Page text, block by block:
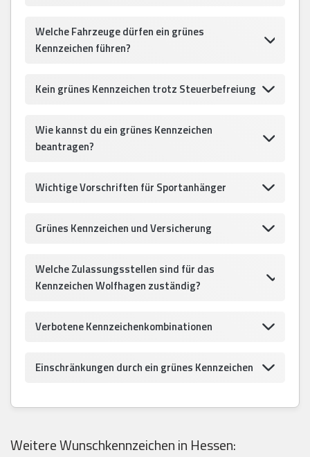
Welche Fahrzeuge dürfen ein grünes
Kennzeichen führen?
Kein grünes Kennzeichen trotz Steuerbefreiung
Wie kannst du ein grünes Kennzeichen
beantragen?
Wichtige Vorschriften für Sportanhänger
Grünes Kennzeichen und Versicherung
Welche Zulassungsstellen sind für das
Kennzeichen Wolfhagen zuständig?
Verbotene Kennzeichenkombinationen
Einschränkungen durch ein grünes Kennzeichen
Weitere Wunschkennzeichen in Hessen: